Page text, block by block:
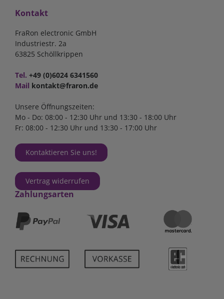
Kontakt
FraRon electronic GmbH
Industriestr. 2a
63825 Schöllkrippen
Tel. +49 (0)6024 6341560
Mail kontakt@fraron.de
Unsere Öffnungszeiten:
Mo - Do: 08:00 - 12:30 Uhr und 13:30 - 18:00 Uhr
Fr: 08:00 - 12:30 Uhr und 13:30 - 17:00 Uhr
Kontaktieren Sie uns!
Vertrag widerrufen
Zahlungsarten